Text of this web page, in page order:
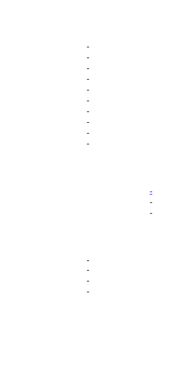
-
-
-
-
-
-
-
-
-
-
-
-
-
-
-
-
-